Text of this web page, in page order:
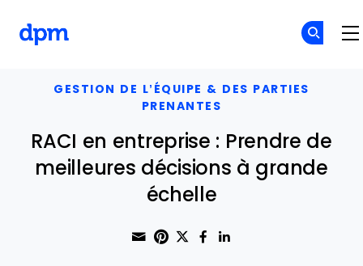
GESTION DE L’ÉQUIPE & DES PARTIES
PRENANTES
RACI en entreprise : Prendre de
meilleures décisions à grande
échelle
Share through Email
Print this page
Share on Pinterest
Share on Twitter
Share on